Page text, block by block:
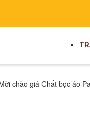
chào giá Chất bọc áo